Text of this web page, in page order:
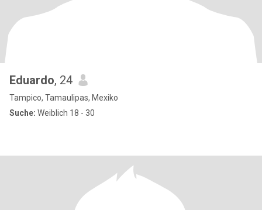
Eduardo, 24
Tampico, Tamaulipas, Mexiko
Suche: Weiblich 18 - 30